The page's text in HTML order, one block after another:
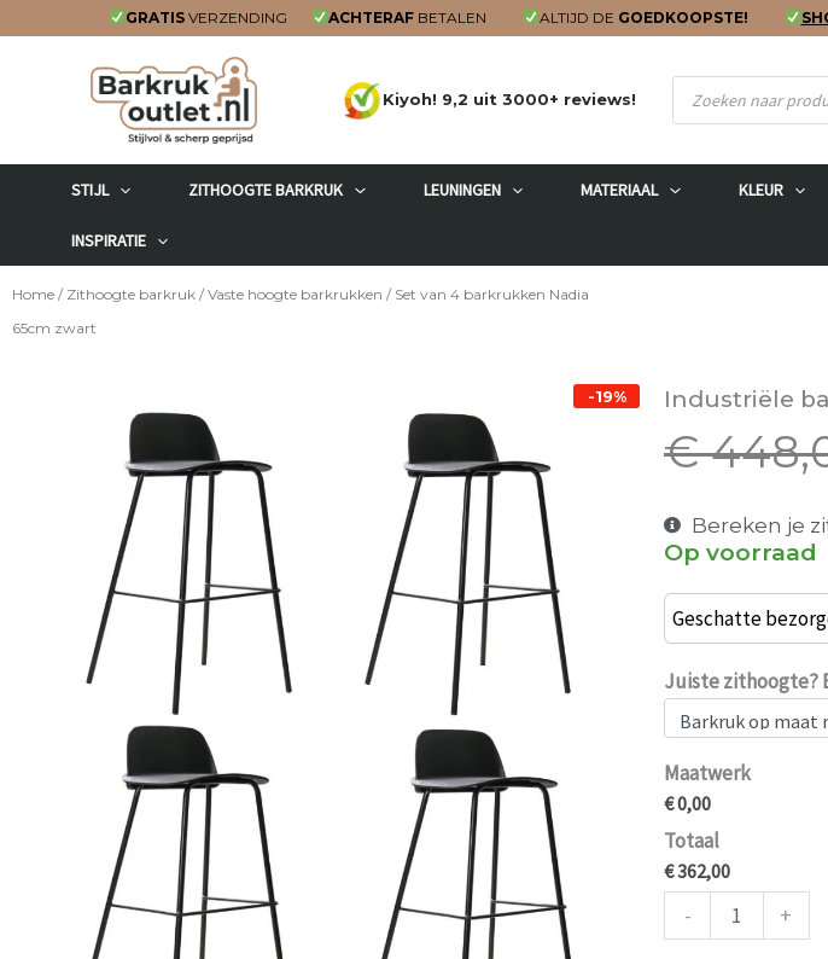
GRATIS VERZENDING ACHTERAF BETALEN ALTIJD DE GOEDKOOPSTE!
Kiyoh! 9,2 uit 3000+ reviews!
Producten
zoeken
STIJL ZITHOOGTE BARKRUK LEUNINGEN MATERIAAL KLEUR
INSPIRATIE
Home / Zithoogte barkruk / Vaste hoogte barkrukken / Set van 4 barkrukken Nadia
65cm zwart
-19% Industriële
€
Bereken je
Op voorraad
Geschatte
Juiste zithoogte?
Maatwerk
€ 0,00
Totaal
€ 362,00
-
van
4
barkrukken
Nadia
65cm
zwart
aantal
+